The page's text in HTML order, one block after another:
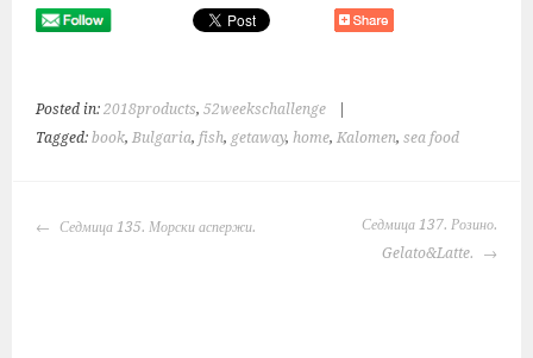
Posted in:2018products,52weekschallenge
Tagged:book,Bulgaria,fish, getaway,home,Kalomen,sea food
POST
Седмица 135. Морски аспержи.
Седмица 137. Розино.
Gelato&Latte.